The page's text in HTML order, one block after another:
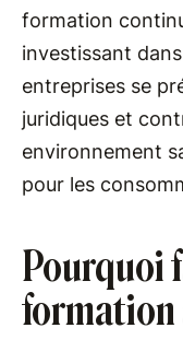
formation
investissant
entreprises se
juridiques et
environnement
pour les
Pourquoi
formation